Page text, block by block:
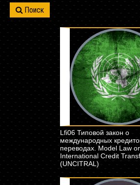
Поиск
Lfi06 Типовой закон о
международных
переводах. Model Law
International Credit
(UNCITRAL)